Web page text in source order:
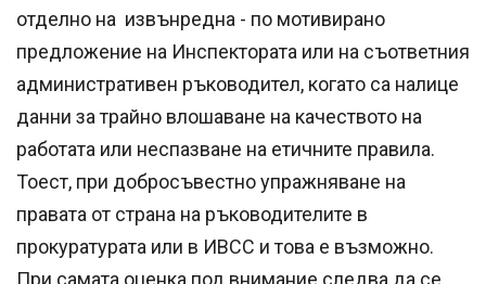
отделно на извънредна - по мотивирано
предложение на Инспектората или на съответния
административен ръководител, когато са налице
данни за трайно влошаване на качеството на
работата или неспазване на етичните правила.
Тоест, при добросъвестно упражняване на
правата от страна на ръководителите в
прокуратурата или в ИВСС и това е възможно.